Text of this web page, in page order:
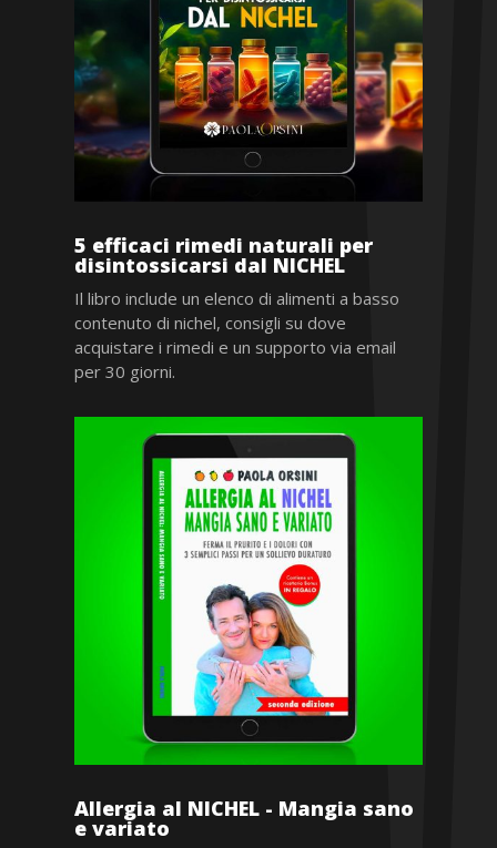
5 efficaci rimedi naturali per
disintossicarsi dal NICHEL
Il libro include un elenco di alimenti a basso
contenuto di nichel, consigli su dove
acquistare i rimedi e un supporto via email
per 30 giorni.
Allergia al NICHEL - Mangia sano
e variato